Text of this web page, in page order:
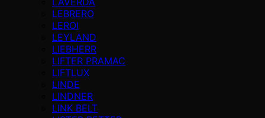
LEBRERO
LEROI
LEYLAND
LIEBHERR
LIFTER PRAMAC
LIFTLUX
LINDE
LINDNER
LINK BELT